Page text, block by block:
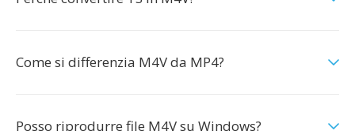
Come si differenzia M4V da MP4?
Posso riprodurre file M4V su Windows?